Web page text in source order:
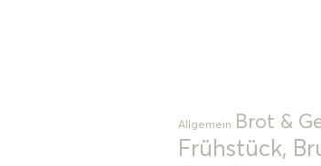
Allgemein Brot &
Frühstück,